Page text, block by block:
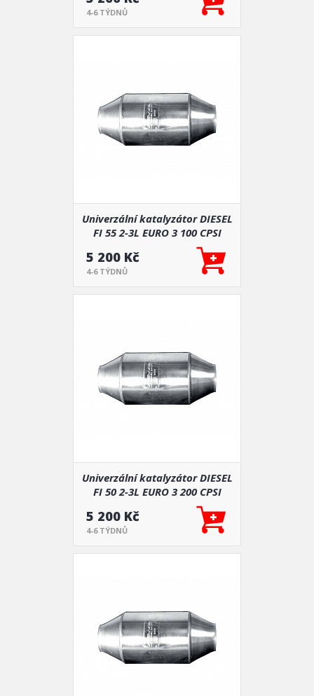
4-6 TÝDNŮ
Univerzální katalyzátor DIESEL
FI 55 2-3L EURO 3 100 CPSI
5 200 Kč
4-6 TÝDNŮ
Univerzální katalyzátor DIESEL
FI 50 2-3L EURO 3 200 CPSI
5 200 Kč
4-6 TÝDNŮ